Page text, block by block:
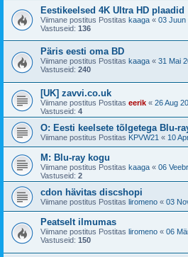
Eestikeelsed 4K Ultra HD plaadid
Viimane postitus Postitas kaaga « 03 Juun
Vastuseid: 136
Päris eesti oma BD
Viimane postitus Postitas kaaga « 31 Mai
Vastuseid: 240
[UK] zavvi.co.uk
Viimane postitus Postitas eerik « 26 Aug
Vastuseid: 4
O: Eesti keelsete tõlgetega Blu-
Viimane postitus Postitas KPVW21 « 10
M: Blu-ray kogu
Viimane postitus Postitas kaaga « 06
Vastuseid: 2
cdon hävitas discshopi
Viimane postitus Postitas liromeno « 03
Peatselt ilmumas
Viimane postitus Postitas liromeno « 06
Vastuseid: 150